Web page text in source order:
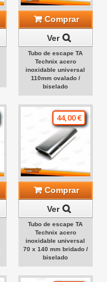
Comprar
Ver
Tubo de escape TA
Technix acero
inoxidable universal
110mm ovalado /
biselado
44,00 €
Comprar
Ver
Tubo de escape TA
Technix acero
inoxidable universal
70 x 140 mm bridado /
biselado